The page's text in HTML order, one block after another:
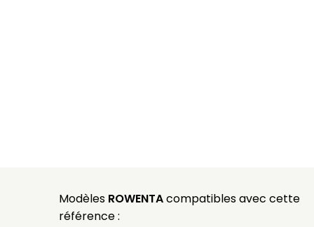
Modèles ROWENTAcompatibles avec cette
référence :